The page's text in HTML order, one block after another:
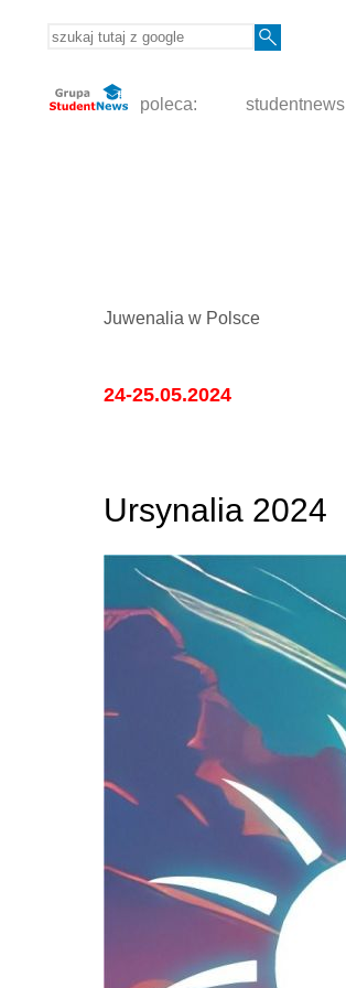
poleca: studentnews
Juwenalia w Polsce
24-25.05.2024
Ursynalia 2024